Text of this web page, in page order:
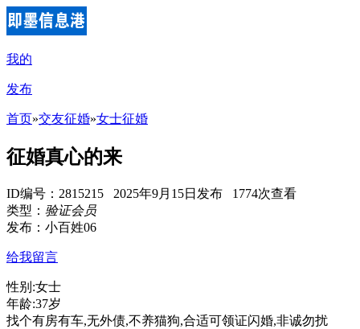
我的
发布
首页»交友征婚»女士征婚
征婚真心的来
ID编号：2815215 2025年9月15日发布 1774次查看
类型： 验证会员
发布：小百姓06
给我留言
性别:女士
年龄:37岁
找个有房有车,无外债,不养猫狗,合适可领证闪婚,非诚勿扰